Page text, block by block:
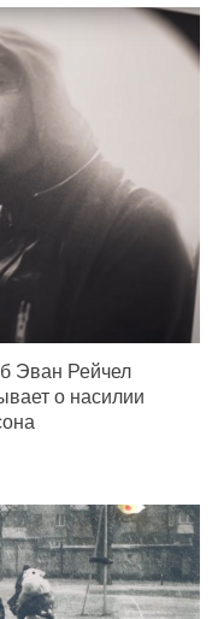
Эван Рейчел
о насилии